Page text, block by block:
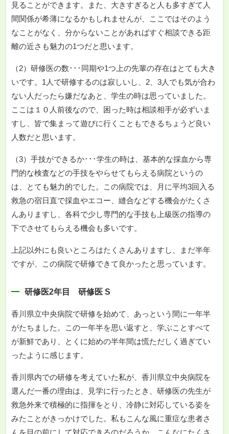
見ることができます。また、大きすぎると人も多すぎて人
間関係が希薄になるかもしれませんが、ここではそのよう
なことがなく、分からないことがあればすぐ相談できる距
離の近さも魅力の1つだと思います。
（2）研修医の数･･･同期や1つ上の先輩の存在はとても大き
いです。1人で研修するのは寂しいし、2、3人でも気が合わ
ない人だったら嫌だなあと、学生の時は思っていました。
ここは１０人前後なので、困った時は相談相手が必ずいま
すし、皆で集まって遊びに行くこともできるちょうど良い
人数だと思います。
（3）手技ができるか･･･学生の時は、基本的な採血から専
門的な検査などの手技をやらせてもらえる病院というの
は、とても魅力的でした。この病院では、月に平均3回入る
救急の宿日直で採血やエコー、縫合などする機会がたくさ
んありますし、各科で少し専門的な手技も上級医の指導の
下でさせてもらえる機会も多いです。
上記以外にも良いところはたくさんありますし、まだ半年
ですが、この病院で研修できて良かったと思っています。
研修医2年目 研修医 S
香川県立中央病院で研修を始めて、あっという間に一年半
がたちました。この一年半を思い返すと、学ぶことすべて
が新鮮であり、とくに始めの半年間は慌ただしく過ぎてい
ったように感じます。
香川県内での研修を考えていた私が、香川県立中央病院を
選んだ一番の理由は、見学に行ったとき、研修医の先生が
救急外来で積極的に指揮をとり、冷静に対応している姿を
みたことがきっかけでした。私もこんな風に重症な患者さ